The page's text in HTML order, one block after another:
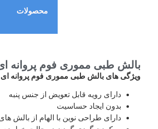
محصولات
بالش طبی مموری فوم پروانه
ویژگی های بالش طبی مموری فوم پروانه ای
دارای رویه قابل تعویض از جنس پنبه
بدون ایجاد حساسیت
دارای طراحی نوین با الهام از بالش